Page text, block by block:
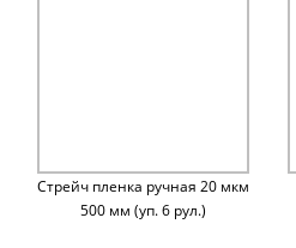
Стрейч пленка ручная 20 мкм
500 мм (уп. 6 рул.)